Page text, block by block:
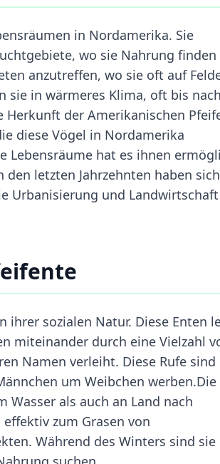
in Nordamerika. Sie
wo sie Nahrung finden
anzutreffen, wo sie oft auf
sie in wärmeres Klima, oft bis
der Amerikanischen
diese Vögel in Nordamerika
Lebensräume hat es ihnen
letzten Jahrzehnten haben
Urbanisierung und Landwirtschaft
sozialen Natur. Diese Enten
miteinander durch eine Vielzahl
Namen verleiht. Diese Rufe sind
um Weibchen werben.Die
als auch an Land nach
zum Grasen von
Während des Winters sind